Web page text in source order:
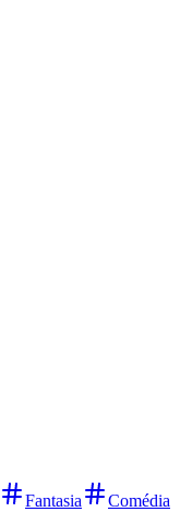
Fantasia
Comédia